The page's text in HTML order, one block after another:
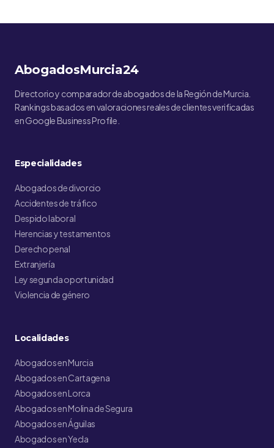
AbogadosMurcia24
Directorio y comparador de abogados de la Región de Murcia.
Rankings basados en valoraciones reales de clientes verificadas
en Google Business Profile.
Especialidades
Abogados de divorcio
Accidentes de tráfico
Despido laboral
Herencias y testamentos
Derecho penal
Extranjería
Ley segunda oportunidad
Violencia de género
Localidades
Abogados en Murcia
Abogados en Cartagena
Abogados en Lorca
Abogados en Molina de Segura
Abogados en Águilas
Abogados en Yecla